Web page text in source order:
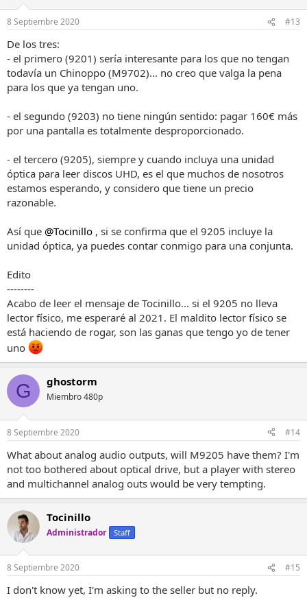
8 Septiembre 2020 #13
De los tres:
- el primero (9201) sería interesante para los que no tengan
todavía un Chinoppo (M9702)... no creo que valga la pena
para los que ya tengan uno.
- el segundo (9203) no tiene ningún sentido: pagar 160€ más
por una pantalla es totalmente desproporcionado.
- el tercero (9205), siempre y cuando incluya una unidad
óptica para leer discos UHD, es el que muchos de nosotros
estamos esperando, y considero que tiene un precio
razonable.
Así que @Tocinillo , si se confirma que el 9205 incluye la
unidad óptica, ya puedes contar conmigo para una conjunta.
Edito
--------
Acabo de leer el mensaje de Tocinillo... si el 9205 no lleva
lector físico, me esperaré al 2021. El maldito lector físico se
está haciendo de rogar, son las ganas que tengo yo de tener
uno
G ghostorm
Miembro 480p
8 Septiembre 2020 #14
What about analog audio outputs, will M9205 have them? I'm
not too bothered about optical drive, but a player with stereo
and multichannel analog outs would be very tempting.
Tocinillo
Administrador Staff
8 Septiembre 2020 #15
I don't know yet, I'm asking to the seller but no reply.